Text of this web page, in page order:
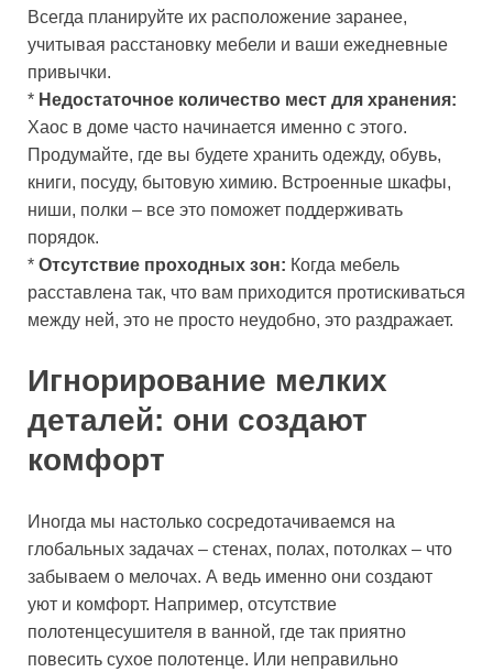
Всегда планируйте их расположение заранее,
учитывая расстановку мебели и ваши ежедневные
привычки.
* Недостаточное количество мест для хранения:
Хаос в доме часто начинается именно с этого.
Продумайте, где вы будете хранить одежду, обувь,
книги, посуду, бытовую химию. Встроенные шкафы,
ниши, полки – все это поможет поддерживать
порядок.
* Отсутствие проходных зон: Когда мебель
расставлена так, что вам приходится протискиваться
между ней, это не просто неудобно, это раздражает.
Игнорирование мелких
деталей: они создают
комфорт
Иногда мы настолько сосредотачиваемся на
глобальных задачах – стенах, полах, потолках – что
забываем о мелочах. А ведь именно они создают
уют и комфорт. Например, отсутствие
полотенцесушителя в ванной, где так приятно
повесить сухое полотенце. Или неправильно